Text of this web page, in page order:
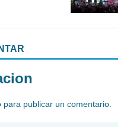
para publicar un comentario.